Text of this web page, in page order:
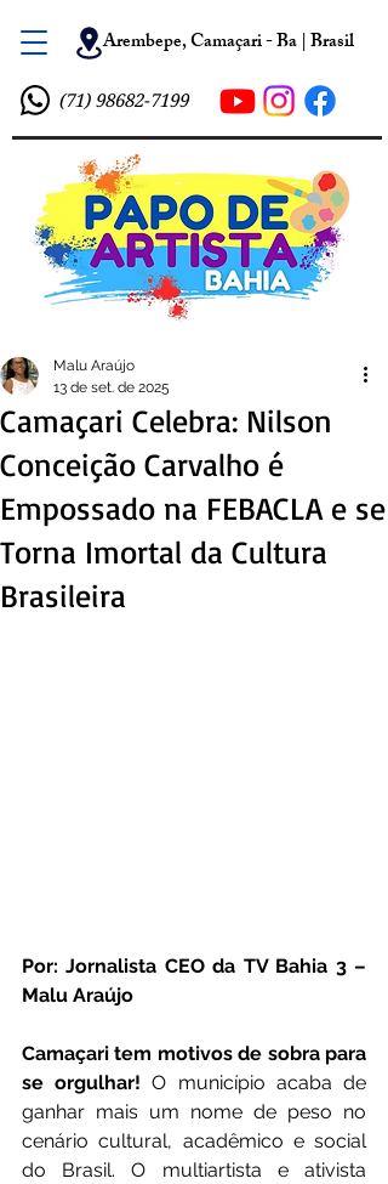
Arembepe, Camaçari - Ba | Brasil
(71) 98682-7199
Camaçari Celebra: Nilson
Conceição Carvalho é
Empossado na FEBACLA e se
Torna Imortal da Cultura
Brasileira
Malu Araújo
13 de set. de 2025
Por: Jornalista CEO da TV Bahia 3 –
Malu Araújo
Camaçari tem motivos de sobra para
se orgulhar! O município acaba de
ganhar mais um nome de peso no
cenário cultural, acadêmico e social
do Brasil. O multiartista e ativista